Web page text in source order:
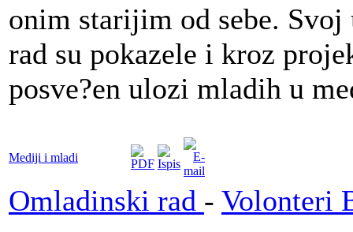
onim starijim od sebe. Svoj
rad su pokazele i kroz
posve?en ulozi mladih u
Mediji i mladi
Omladinski rad - Volonteri